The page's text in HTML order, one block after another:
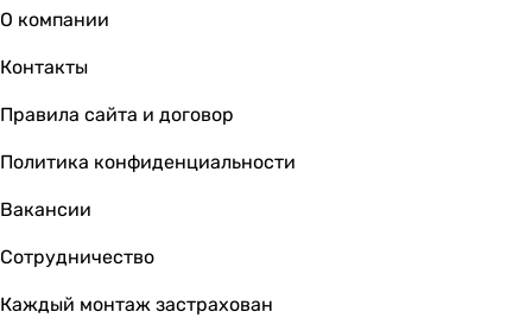
латунь
Цвет
хром
черный
золотистый
Ширина в упаковке
100 мм
О компании
Контакты
Правила сайта и договор
Политика конфиденциальности
Вакансии
Сотрудничество
Каждый монтаж застрахован